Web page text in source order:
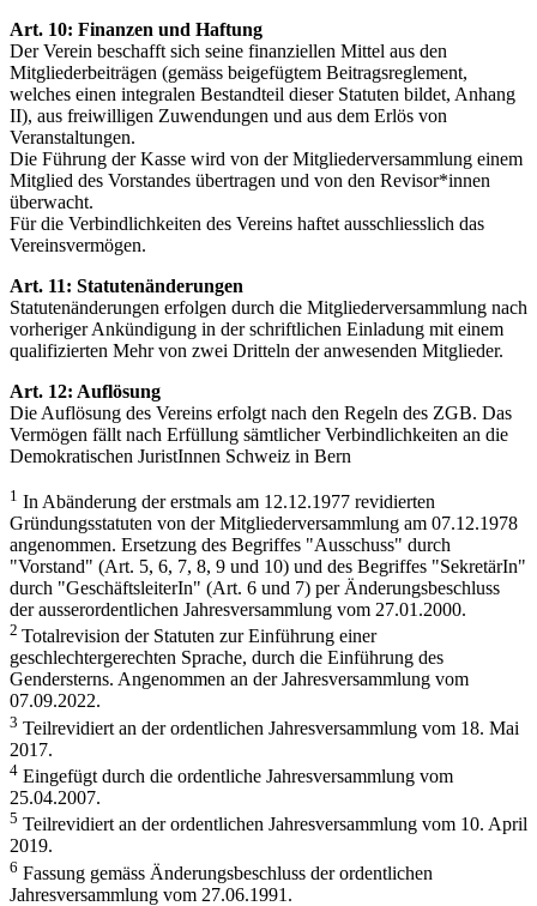
Art. 10: Finanzen und Haftung
Der Verein beschafft sich seine finanziellen Mittel aus den
Mitgliederbeiträgen (gemäss beigefügtem Beitragsreglement,
welches einen integralen Bestandteil dieser Statuten bildet, Anhang
II), aus freiwilligen Zuwendungen und aus dem Erlös von
Veranstaltungen.
Die Führung der Kasse wird von der Mitgliederversammlung einem
Mitglied des Vorstandes übertragen und von den Revisor*innen
überwacht.
Für die Verbindlichkeiten des Vereins haftet ausschliesslich das
Vereinsvermögen.
Art. 11: Statutenänderungen
Statutenänderungen erfolgen durch die Mitgliederversammlung nach
vorheriger Ankündigung in der schriftlichen Einladung mit einem
qualifizierten Mehr von zwei Dritteln der anwesenden Mitglieder.
Art. 12: Auflösung
Die Auflösung des Vereins erfolgt nach den Regeln des ZGB. Das
Vermögen fällt nach Erfüllung sämtlicher Verbindlichkeiten an die
Demokratischen JuristInnen Schweiz in Bern
1 In Abänderung der erstmals am 12.12.1977 revidierten
Gründungsstatuten von der Mitgliederversammlung am 07.12.1978
angenommen. Ersetzung des Begriffes "Ausschuss" durch
"Vorstand" (Art. 5, 6, 7, 8, 9 und 10) und des Begriffes "SekretärIn"
durch "GeschäftsleiterIn" (Art. 6 und 7) per Änderungsbeschluss
der ausserordentlichen Jahresversammlung vom 27.01.2000.
2 Totalrevision der Statuten zur Einführung einer
geschlechtergerechten Sprache, durch die Einführung des
Gendersterns. Angenommen an der Jahresversammlung vom
07.09.2022.
3 Teilrevidiert an der ordentlichen Jahresversammlung vom 18. Mai
2017.
4 Eingefügt durch die ordentliche Jahresversammlung vom
25.04.2007.
5 Teilrevidiert an der ordentlichen Jahresversammlung vom 10. April
2019.
6 Fassung gemäss Änderungsbeschluss der ordentlichen
Jahresversammlung vom 27.06.1991.